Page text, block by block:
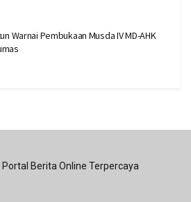
Warnai Pembukaan Musda IV MD-AHK